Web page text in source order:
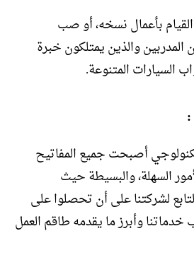
بأعمال نسخه، أو صب
المدربين والذين يمتلكون خبرة
السيارات المتنوعة.
:
أصبحت جميع المفاتيح
السهلة، والبسيطة حيث
لشركتنا على أن تحصلوا على
وأبرز ما يقدمه طاقم العمل